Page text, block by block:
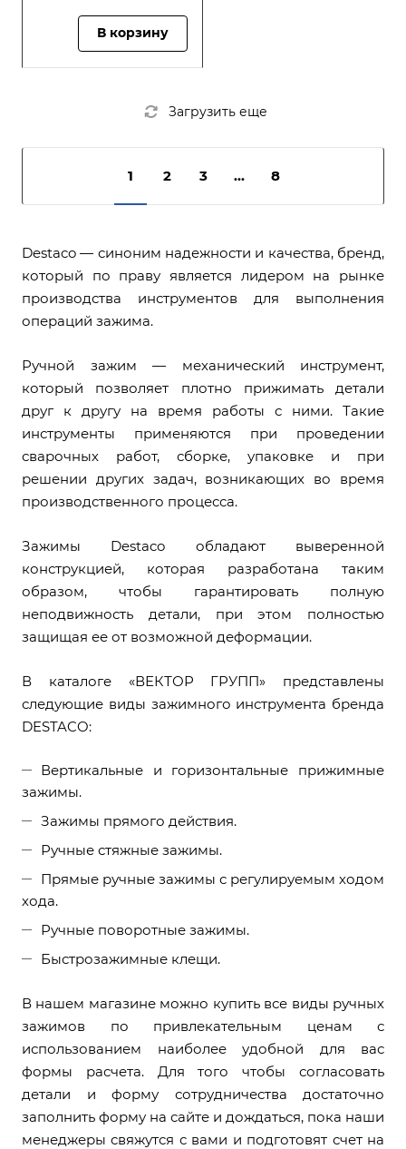
В корзину
Загрузить еще
1 2 3 ... 8
Destaco — синоним надежности и качества, бренд,
который по праву является лидером на рынке
производства инструментов для выполнения
операций зажима.
Ручной зажим — механический инструмент,
который позволяет плотно прижимать детали
друг к другу на время работы с ними. Такие
инструменты применяются при проведении
сварочных работ, сборке, упаковке и при
решении других задач, возникающих во время
производственного процесса.
Зажимы Destaco обладают выверенной
конструкцией, которая разработана таким
образом, чтобы гарантировать полную
неподвижность детали, при этом полностью
защищая ее от возможной деформации.
В каталоге «ВЕКТОР ГРУПП» представлены
следующие виды зажимного инструмента бренда
DESTACO:
Вертикальные и горизонтальные прижимные
зажимы.
Зажимы прямого действия.
Ручные стяжные зажимы.
Прямые ручные зажимы с регулируемым ходом
хода.
Ручные поворотные зажимы.
Быстрозажимные клещи.
В нашем магазине можно купить все виды ручных
зажимов по привлекательным ценам с
использованием наиболее удобной для вас
формы расчета. Для того чтобы согласовать
детали и форму сотрудничества достаточно
заполнить форму на сайте и дождаться, пока наши
менеджеры свяжутся с вами и подготовят счет на